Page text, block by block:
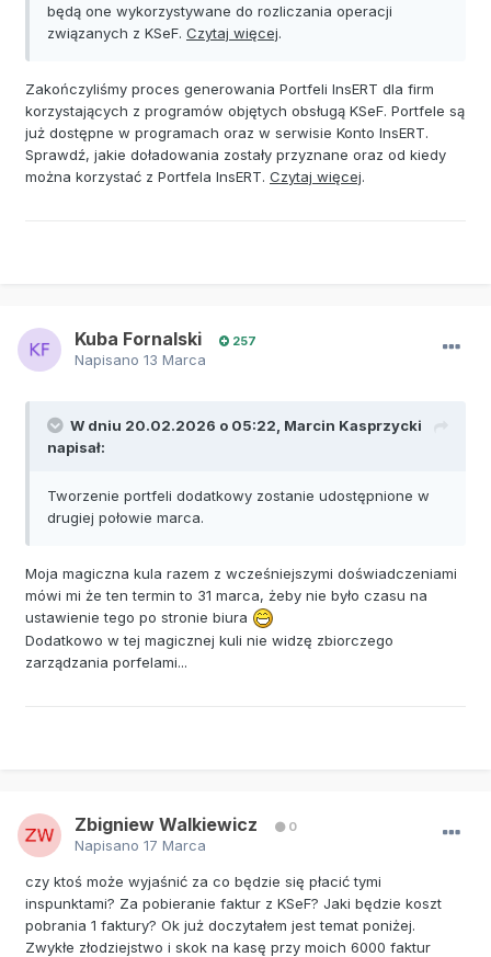
będą one wykorzystywane do rozliczania operacji
związanych z KSeF. Czytaj więcej.
Zakończyliśmy proces generowania Portfeli InsERT dla firm
korzystających z programów objętych obsługą KSeF. Portfele są
już dostępne w programach oraz w serwisie Konto InsERT.
Sprawdź, jakie doładowania zostały przyznane oraz od kiedy
można korzystać z Portfela InsERT. Czytaj więcej.
Kuba Fornalski 257
Napisano 13 Marca
W dniu 20.02.2026 o 05:22, Marcin Kasprzycki
napisał:
Tworzenie portfeli dodatkowy zostanie udostępnione w
drugiej połowie marca.
Moja magiczna kula razem z wcześniejszymi doświadczeniami
mówi mi że ten termin to 31 marca, żeby nie było czasu na
ustawienie tego po stronie biura
Dodatkowo w tej magicznej kuli nie widzę zbiorczego
zarządzania porfelami...
Zbigniew Walkiewicz 0
Napisano 17 Marca
czy ktoś może wyjaśnić za co będzie się płacić tymi
inspunktami? Za pobieranie faktur z KSeF? Jaki będzie koszt
pobrania 1 faktury? Ok już doczytałem jest temat poniżej.
Zwykłe złodziejstwo i skok na kasę przy moich 6000 faktur